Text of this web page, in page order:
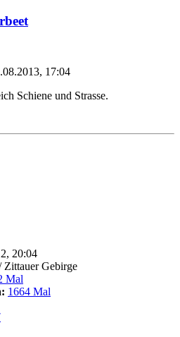
17:04
Schiene und Strasse.
20:04
Zittauer Gebirge
Mal
1664 Mal